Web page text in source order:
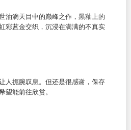
油滴天目中的巅峰之作，黑釉上的
彩蓝金交织，沉浸在满满的不真实
人扼腕叹息。但还是很感谢，保存
望能前往欣赏。